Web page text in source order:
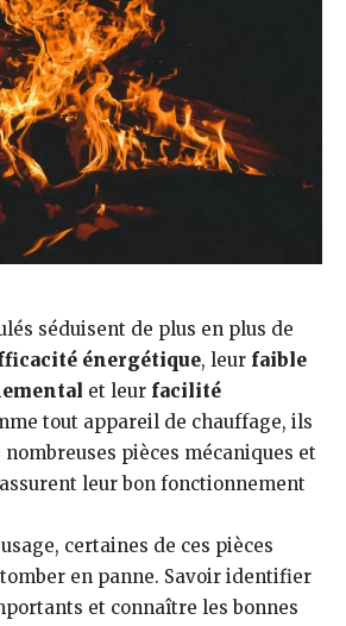
séduisent de plus en plus de
énergétique, leur faible
et leur facilité
tout appareil de chauffage, ils
pièces mécaniques et
leur bon fonctionnement
certaines de ces pièces
tomber en panne. Savoir identifier
et connaître les bonnes